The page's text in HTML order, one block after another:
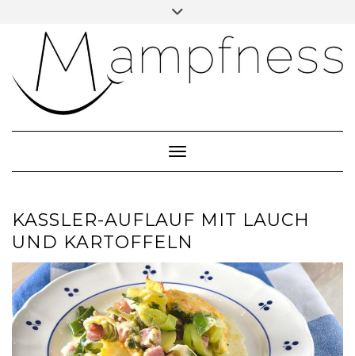
IMPRESSUM
DATENSCHUTZ
Toggle Navigation
KASSLER-AUFLAUF MIT LAUCH
UND KARTOFFELN